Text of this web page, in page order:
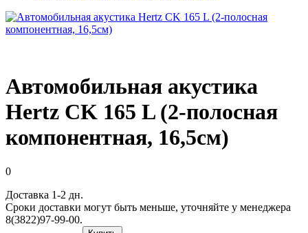
Автомобильная акустика
Hertz CK 165 L (2-полосная
компонентная, 16,5см)
0
Доставка 1-2 дн.
Сроки доставки могут быть меньше, уточняйте у менеджера
8(3822)97-99-00.